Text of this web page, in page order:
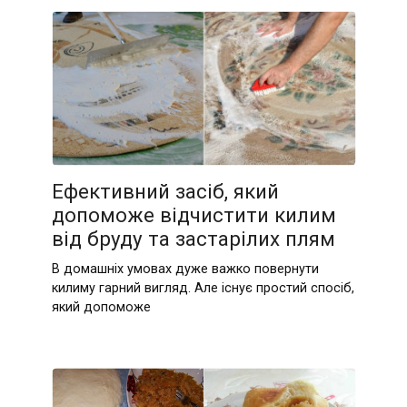
Ефективний засіб, який
допоможе відчистити килим
від бруду та застарілих плям
В домашніх умовах дуже важко повернути
килиму гарний вигляд. Але існує простий спосіб,
який допоможе